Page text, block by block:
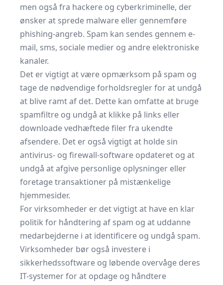
men også fra hackere og cyberkriminelle, der
ønsker at sprede malware eller gennemføre
phishing-angreb. Spam kan sendes gennem e-
mail, sms, sociale medier og andre elektroniske
kanaler.
Det er vigtigt at være opmærksom på spam og
tage de nødvendige forholdsregler for at undgå
at blive ramt af det. Dette kan omfatte at bruge
spamfiltre og undgå at klikke på links eller
downloade vedhæftede filer fra ukendte
afsendere. Det er også vigtigt at holde sin
antivirus- og firewall-software opdateret og at
undgå at afgive personlige oplysninger eller
foretage transaktioner på mistænkelige
hjemmesider.
For virksomheder er det vigtigt at have en klar
politik for håndtering af spam og at uddanne
medarbejderne i at identificere og undgå spam.
Virksomheder bør også investere i
sikkerhedssoftware og løbende overvåge deres
IT-systemer for at opdage og håndtere